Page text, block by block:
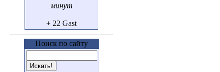
минут
+ 22 Gast
Поиск по сайту